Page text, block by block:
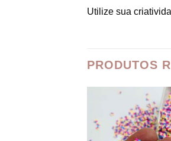
Utilize sua
PRODUTOS